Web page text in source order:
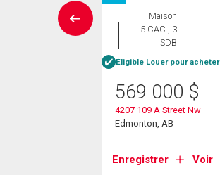
Maison
5 CAC , 3
SDB
Éligible Louer pour acheter
569 000 $
4207 109 A Street Nw
Edmonton, AB
Enregistrer Voir